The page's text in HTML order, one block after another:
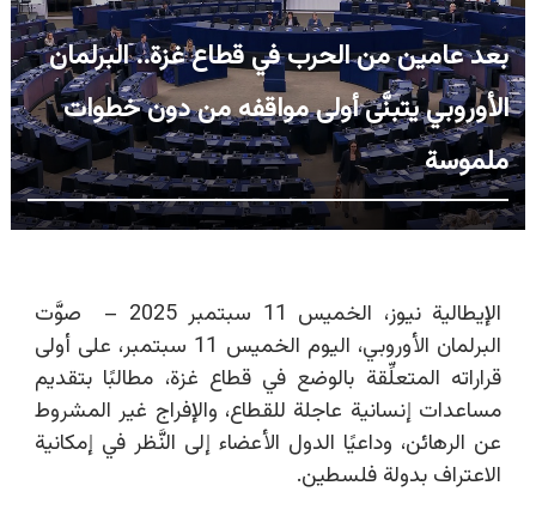
بعد عامين من الحرب في قطاع غزة.. البرلمان
الأوروبي يتبنَّى أولى مواقفه من دون خطوات
ملموسة
الإيطالية نيوز، الخميس 11 سبتمبر 2025 – صوَّت
البرلمان الأوروبي، اليوم الخميس 11 سبتمبر، على أولى
قراراته المتعلِّقة بالوضع في قطاع غزة، مطالبًا بتقديم
مساعدات إنسانية عاجلة للقطاع، والإفراج غير المشروط
عن الرهائن، وداعيًا الدول الأعضاء إلى النَّظر في إمكانية
الاعتراف بدولة فلسطين.